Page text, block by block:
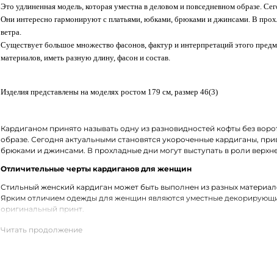
Это удлиненная модель, которая уместна в деловом и повседневном образе.
Они интересно гармонируют с платьями, юбками, брюками и джинсами. В
ветра.
Существует большое множество фасонов, фактур и интерпретаций этого
материалов, иметь разную длину, фасон и состав.
Изделия представлены на моделях ростом 179 см, размер 46(3)
Кардиганом принято называть одну из разновидностей кофты без
образе. Сегодня актуальными становятся укороченные кардиганы,
брюками и джинсами. В прохладные дни могут выступать в роли
Отличительные черты кардиганов для женщин
Стильный женский кардиган может быть выполнен из разных
Ярким отличием одежды для женщин являются уместные
оригинальный принт.
Трикотажные кардиганы выполнены из натурального хлопка,